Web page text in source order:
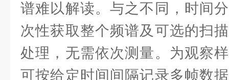
谱难以解读。与之不同，时间
次性获取整个频谱及可选的扫
处理，无需依次测量。为观察
可按给定时间间隔记录多帧数